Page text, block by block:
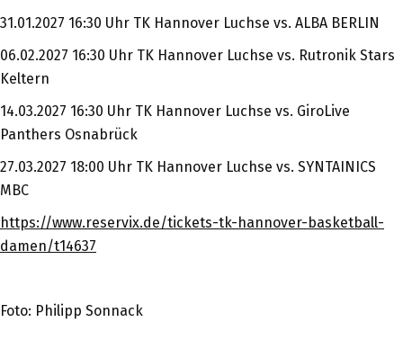
31.01.2027 16:30 Uhr TK Hannover Luchse vs. ALBA BERLIN
06.02.2027 16:30 Uhr TK Hannover Luchse vs. Rutronik Stars
Keltern
14.03.2027 16:30 Uhr TK Hannover Luchse vs. GiroLive
Panthers Osnabrück
27.03.2027 18:00 Uhr TK Hannover Luchse vs. SYNTAINICS
MBC
https://www.reservix.de/tickets-tk-hannover-basketball-
damen/t14637
Foto: Philipp Sonnack